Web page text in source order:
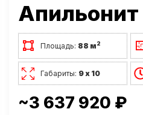
Апильонит
Площадь: 88 м2
Габариты: 9 х 10
~3 637 920 ₽